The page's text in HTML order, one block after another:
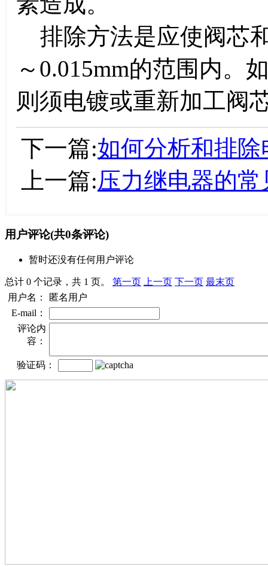
排除方法是应使阀芯
～0.015mm的范围内。
则须电镀或重新加工阀
下一篇:如何分析和排
上一篇:压力继电器的
用户评论(共0条评论)
暂时还没有任何用户评论
总计 0 个记录，共 1 页。 第一页 上一页 下一页 最末页
用户名：
匿名用户
E-mail：
评论内
容：
验证码：